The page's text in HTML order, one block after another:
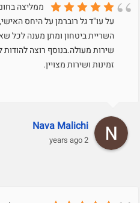
ממליצה
על עו"ד גל רוברמן על היחס
השריית ביטחון ומתן מענה לכל
שירות מעולה.בנוסף רוצה
זמינות ושירות מצויין.
Nava Malichi
2 years ago